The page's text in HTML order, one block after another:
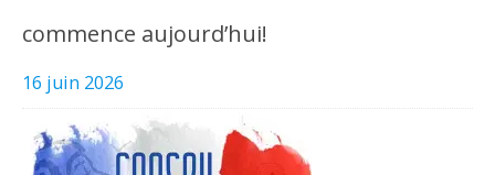
commence aujourd’hui!
16 juin 2026